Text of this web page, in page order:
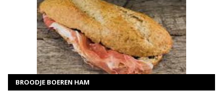
MEER INFORMATIE
SELECTEER OPTIES
BROODJE BOEREN HAM